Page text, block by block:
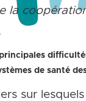
la
de santé
sur